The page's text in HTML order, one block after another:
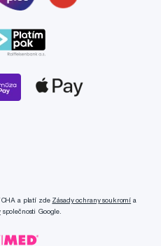
a platí zde Zásady ochrany soukromí a
společnosti Google.